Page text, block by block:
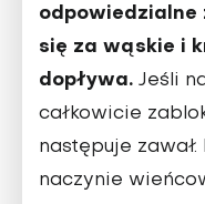
odpowiedzialne
się za wąskie i
dopływa. Jeśli
całkowicie
następuje
naczynie